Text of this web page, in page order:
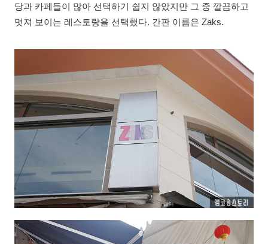
당과 카페들이 많아 선택하기 쉽지 않았지만 그 중 깔끔하고
멋져 보이는 레스토랑을 선택했다. 간판 이름은 Zaks.